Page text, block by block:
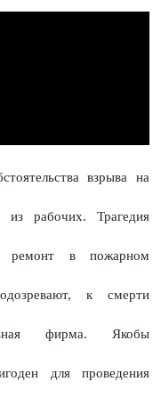
взрыва на
рабочих. Трагедия
ремонт в пожарном
к смерти
фирма. Якобы
для проведения